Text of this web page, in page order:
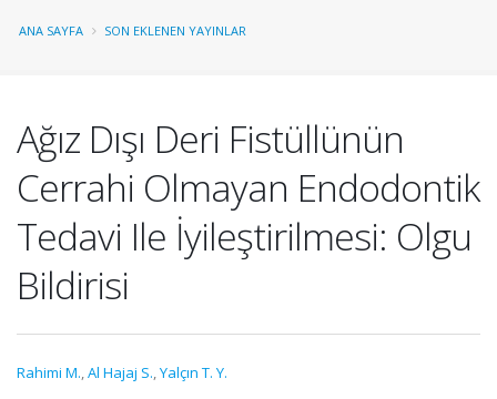
ANA SAYFA SON EKLENEN YAYINLAR
Ağız Dışı Deri Fistüllünün
Cerrahi Olmayan Endodontik
Tedavi Ile İyileştirilmesi: Olgu
Bildirisi
Rahimi M.,Al Hajaj S.,Yalçın T. Y.